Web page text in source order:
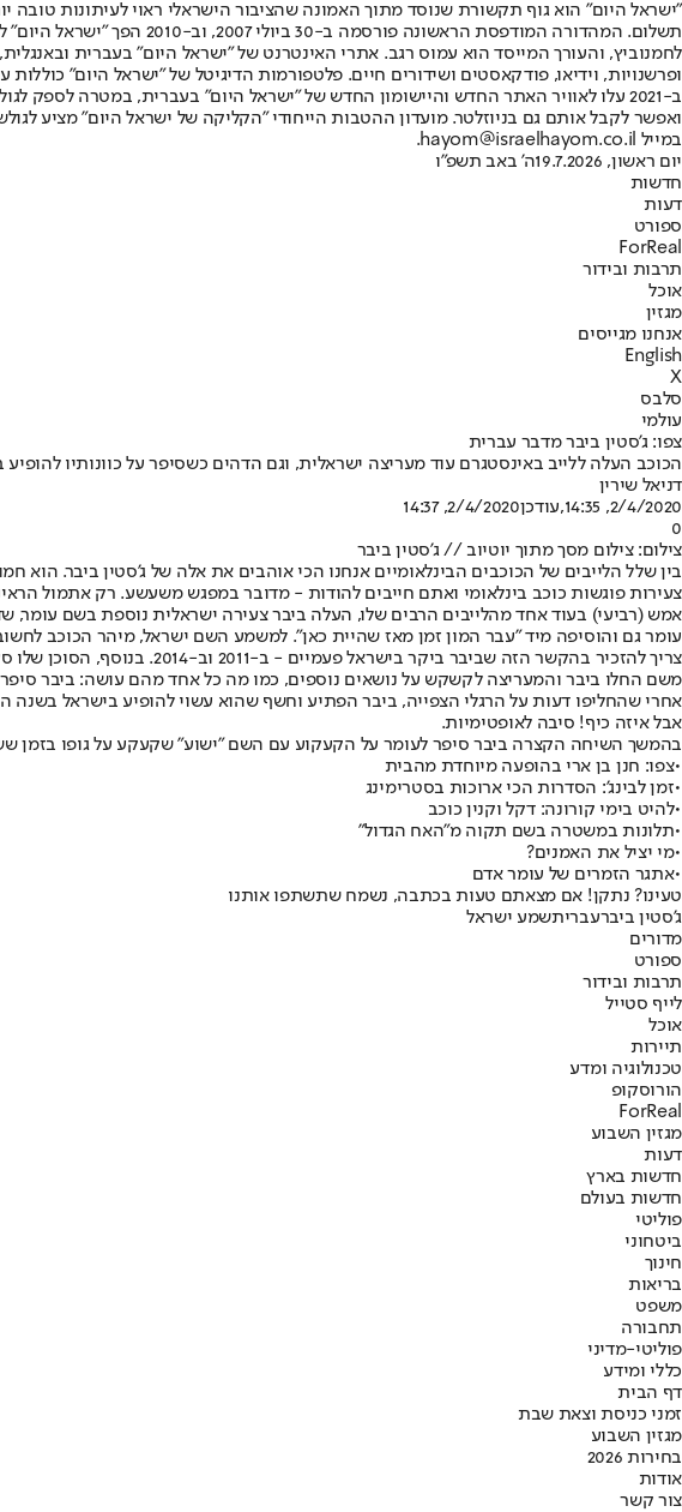
"ישראל היום" הוא גוף תקשורת שנוסד מתוך האמונה שהציבור הישראלי ראוי לעיתונות טובה
תשלום. המהדורה המודפסת
ופרשנויות, וידיאו, פודקאסטים ושידורים חיים. פלטפורמות הדיגיטל של "ישראל היום"
ב-2021 עלו לאוויר האתר החדש והיישומון החדש של "ישראל היום" בעברית, במטרה
ואפשר לקבל אותם גם בניוזלטר. מועדון ההטבות הייחודי "הקליקה של ישראל היום" מציע
במייל hayom@israelhayom.co.il.
יום ראשון, 19.7.2026
ה' באב תשפ"ו
חדשות
דעות
ספורט
ForReal
תרבות ובידור
אוכל
מגזין
אנחנו מגייסים
English
X
סלבס
עולמי
צפו: ג'סטין ביבר מדבר עברית
הכוכב העלה ללייב באינסטגרם עוד מעריצה ישראלית, וגם הדהים כשסיפר על כוונותיו
דניאל שירין
2/4/2020, 14:35
,עודכן2/4/2020, 14:37
0
צילום: צילום מסך מתוך יוטיוב // ג'סטין ביבר
בין שלל הלייבים של הכוכבים הבינלאומיים אנחנו הכי אוהבים את אלה של ג'סטין ביבר.
צעירות פוגשות כוכב בינלאומי ואתם חייבים להודות - מדובר במפגש משעשע. רק אתמול
אמש (רביעי) בעוד אחד מהלייבים הרבים שלו, העלה ביבר צעירה ישראלית נוספת בשם עומר,
עומר גם והוסיפה מיד "עבר המון זמן מאז שהיית כאן". למשמע השם ישראל, מיהר הכוכב
צריך להזכיר בהקשר הזה שביבר ביקר בישראל פעמיים - ב-2011 וב-2014. בנוסף, הסוכן שלו סקוטר בראון מגיע ממשפחה יהודית, כך שאפשר בהחלט להבין מהיכן מגיע הידע המפתיע הזה.
משם החלו ביבר והמעריצה לקשקש על נושאים נוספים, כמו מה כל אחד מהם עושה: ביבר
אחרי שהחליפו דעות על הרגלי הצפייה, ביבר הפתיע וחשף שהוא עשוי להופיע בישראל
אבל איזה כיף! סיבה לאופטימיות.
בהמשך השיחה הקצרה ביבר סיפר לעומר על הקעקוע עם השם "ישוע" שקעקע על גופו בזמן
•צפו: חנן בן ארי בהופעה מיוחדת מהבית
•זמן לבינג': הסדרות הכי ארוכות בסטרימינג
•להיט בימי קורונה: דקל וקנין כוכב
•תלונות במשטרה בשם תקוה מ"האח הגדול"
•מי יציל את האמנים?
•אתגר הזמרים של עומר אדם
טעינו? נתקן! אם מצאתם טעות בכתבה, נשמח שתשתפו אותנו
ג'סטין ביברעבריתשמע ישראל
מדורים
ספורט
תרבות ובידור
לייף סטייל
אוכל
תיירות
טכנולוגיה ומדע
הורוסקופ
ForReal
מגזין השבוע
דעות
חדשות בארץ
חדשות בעולם
פוליטי
ביטחוני
חינוך
בריאות
משפט
תחבורה
פוליטי-מדיני
כללי ומידע
דף הבית
זמני כניסת וצאת שבת
מגזין השבוע
בחירות 2026
אודות
צור קשר